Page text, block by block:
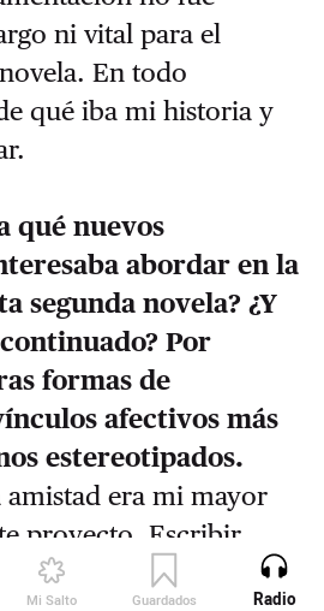
Mi Salto Guardados Revista
ni vital para el
En todo
qué iba mi historia y
qué nuevos
abordar en la
segunda novela? ¿Y
Por
formas de
afectivos más
estereotipados.
era mi mayor
proyecto. Escribir
me apetecía
Radio